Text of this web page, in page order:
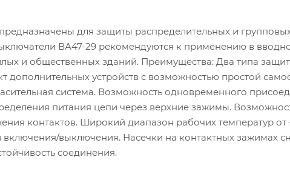
для защиты распределительных и
ВА47-29 рекомендуются к применению в
и общественных зданий. Преимущества: Два типа
устройств с возможностью простой
система. Возможность одновременного
питания цепи через верхние зажимы.
контактов. Широкий диапазон рабочих температур от
выключения. Насечки на контактных зажимах
соединения.